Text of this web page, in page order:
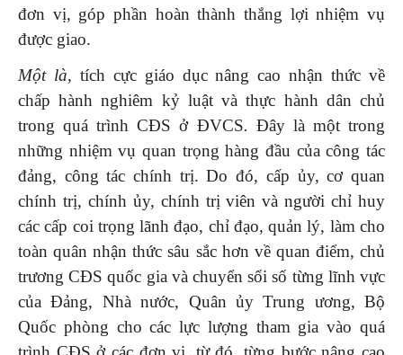
đơn vị, góp phần hoàn thành thắng lợi nhiệm vụ
được giao.
Mộtlà, tích cực giáo dục nâng cao nhận thức về
chấp hành nghiêm kỷ luật và thực hành dân chủ
trong quá trình CĐS ở ĐVCS. Đây là một trong
những nhiệm vụ quan trọng hàng đầu của công tác
đảng, công tác chính trị. Do đó, cấp ủy, cơ quan
chính trị, chính ủy, chính trị viên và người chỉ huy
các cấp coi trọng lãnh đạo, chỉ đạo, quản lý, làm cho
toàn quân nhận thức sâu sắc hơn về quan điểm, chủ
trương CĐS quốc gia và chuyển sổi số từng lĩnh vực
của Đảng, Nhà nước, Quân ủy Trung ương, Bộ
Quốc phòng cho các lực lượng tham gia vào quá